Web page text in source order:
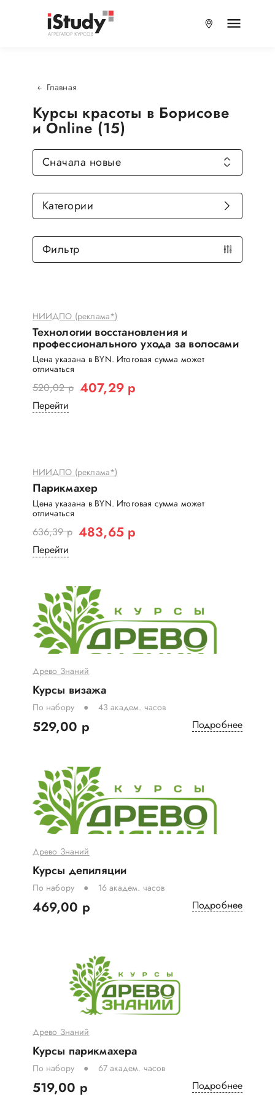
Главная
Курсы красоты в Борисове
и Online (15)
НИИДПО (реклама*)
Технологии восстановления и
профессионального ухода за волосами
Цена указана в BYN. Итоговая сумма может
отличаться
520,02 р 407,29 р
Перейти
НИИДПО (реклама*)
Парикмахер
Цена указана в BYN. Итоговая сумма может
отличаться
636,39 р 483,65 р
Перейти
Древо Знаний
Курсы визажа
По набору 43 академ. часов
529,00 р Подробнее
Древо Знаний
Курсы депиляции
По набору 16 академ. часов
469,00 р Подробнее
Древо Знаний
Курсы парикмахера
По набору 67 академ. часов
519,00 р Подробнее
Сначала новые
Категории
Фильтр